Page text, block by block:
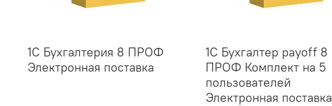
1С Бухгалтерия 8 ПРОФ
Электронная поставка
1С Бухгалтер payoff 8
ПРОФ Комплект на 5
пользователей
Электронная поставка